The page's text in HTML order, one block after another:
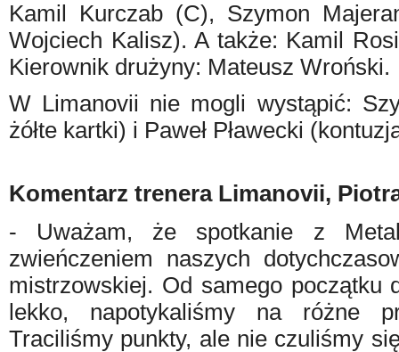
Kamil Kurczab (C), Szymon
Wojciech Kalisz). A także: Kamil
Kierownik drużyny: Mateusz Wroński.
W Limanovii nie mogli wystąpić:
żółte kartki) i Paweł Pławecki
Komentarz trenera Limanovii,
- Uważam, że spotkanie z
zwieńczeniem naszych
mistrzowskiej. Od samego początku
lekko, napotykaliśmy na różne
Traciliśmy punkty, ale nie czuliśmy